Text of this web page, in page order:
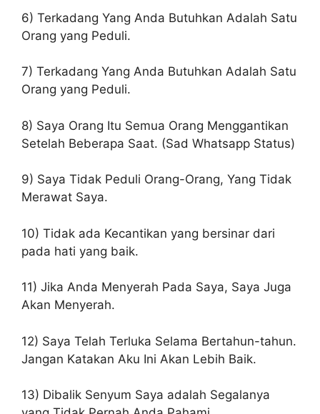
6) Terkadang Yang Anda Butuhkan Adalah Satu
Orang yang Peduli.
7) Terkadang Yang Anda Butuhkan Adalah Satu
Orang yang Peduli.
8) Saya Orang Itu Semua Orang Menggantikan
Setelah Beberapa Saat. (Sad Whatsapp Status)
9) Saya Tidak Peduli Orang-Orang, Yang Tidak
Merawat Saya.
10) Tidak ada Kecantikan yang bersinar dari
pada hati yang baik.
11) Jika Anda Menyerah Pada Saya, Saya Juga
Akan Menyerah.
12) Saya Telah Terluka Selama Bertahun-tahun.
Jangan Katakan Aku Ini Akan Lebih Baik.
13) Dibalik Senyum Saya adalah Segalanya